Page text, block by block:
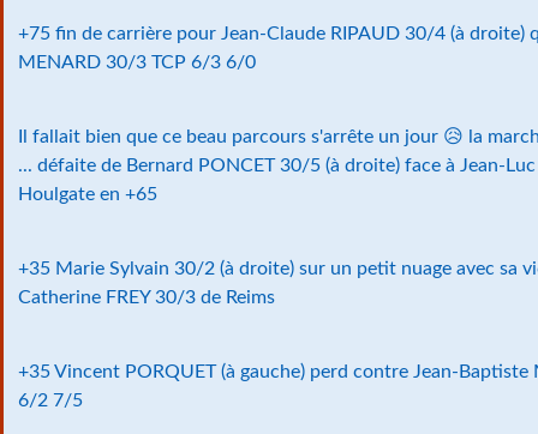
+75 fin de carrière pour Jean-Claude RIPAUD 30/4 (à droite)
MENARD 30/3 TCP 6/3 6/0
Il fallait bien que ce beau parcours s'arrête un jour 😥 la
... défaite de Bernard PONCET 30/5 (à droite) face à Jean-
Houlgate en +65
+35 Marie Sylvain 30/2 (à droite) sur un petit nuage avec sa
Catherine FREY 30/3 de Reims
+35 Vincent PORQUET (à gauche) perd contre Jean-
6/2 7/5